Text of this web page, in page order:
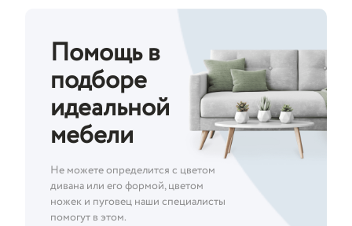
Помощь в
подборе
идеальной
мебели
Не можете определится с цветом
дивана или его формой, цветом
ножек и пуговец наши специалисты
помогут в этом.